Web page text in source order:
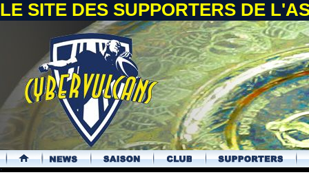
LE SITE DES SUPPORTERS DE
.